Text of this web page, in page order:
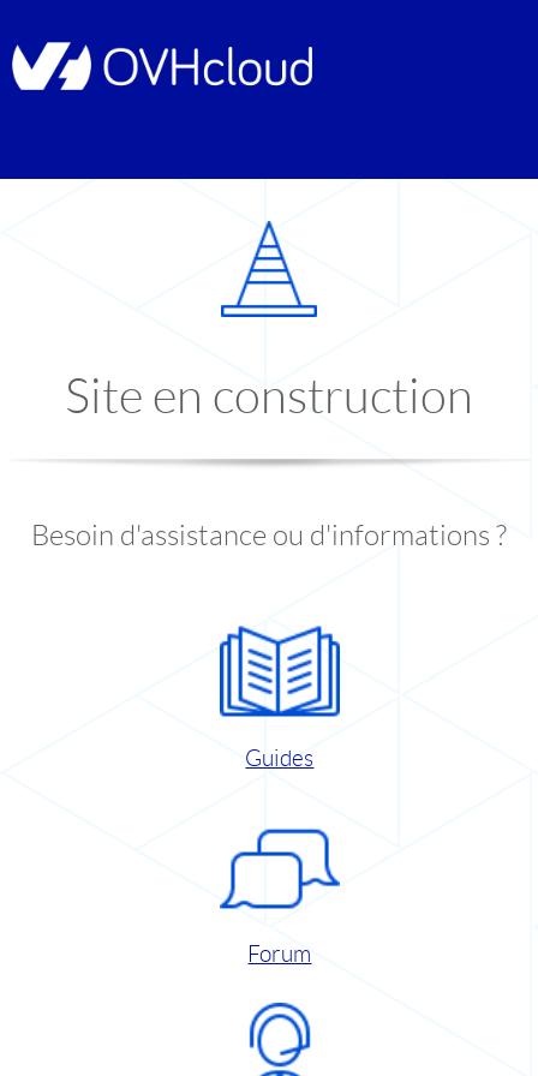
Site en construction
Besoin d'assistance ou d'informations ?
Guides
Forum